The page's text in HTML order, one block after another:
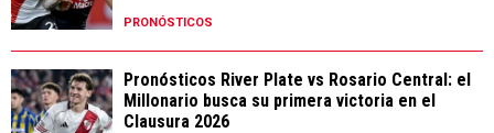
PRONÓSTICOS
Pronósticos River Plate vs Rosario Central: el
Millonario busca su primera victoria en el
Clausura 2026